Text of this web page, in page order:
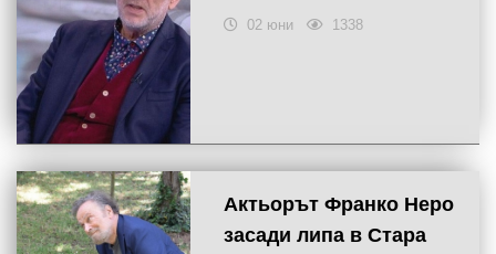
02 юни 1338
Актьорът Франко Неро
засади липа в Стара